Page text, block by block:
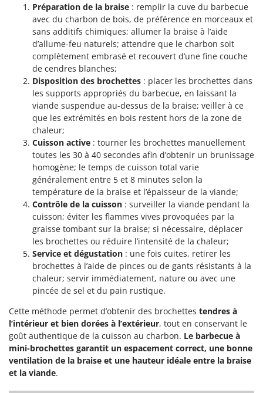
Préparation de la braise : remplir la cuve du barbecue
avec du charbon de bois, de préférence en morceaux et
sans additifs chimiques; allumer la braise à l’aide
d’allume-feu naturels; attendre que le charbon soit
complètement embrasé et recouvert d’une fine couche
de cendres blanches;
Disposition des brochettes : placer les brochettes dans
les supports appropriés du barbecue, en laissant la
viande suspendue au-dessus de la braise; veiller à ce
que les extrémités en bois restent hors de la zone de
chaleur;
Cuisson active : tourner les brochettes manuellement
toutes les 30 à 40 secondes afin d’obtenir un brunissage
homogène; le temps de cuisson total varie
généralement entre 5 et 8 minutes selon la
température de la braise et l’épaisseur de la viande;
Contrôle de la cuisson : surveiller la viande pendant la
cuisson; éviter les flammes vives provoquées par la
graisse tombant sur la braise; si nécessaire, déplacer
les brochettes ou réduire l’intensité de la chaleur;
Service et dégustation : une fois cuites, retirer les
brochettes à l’aide de pinces ou de gants résistants à la
chaleur; servir immédiatement, nature ou avec une
pincée de sel et du pain rustique.
Cette méthode permet d’obtenir des brochettes tendres à
l’intérieur et bien dorées à l’extérieur, tout en conservant le
goût authentique de la cuisson au charbon. Le barbecue à
mini-brochettes garantit un espacement correct, une bonne
ventilation de la braise et une hauteur idéale entre la braise
et la viande.